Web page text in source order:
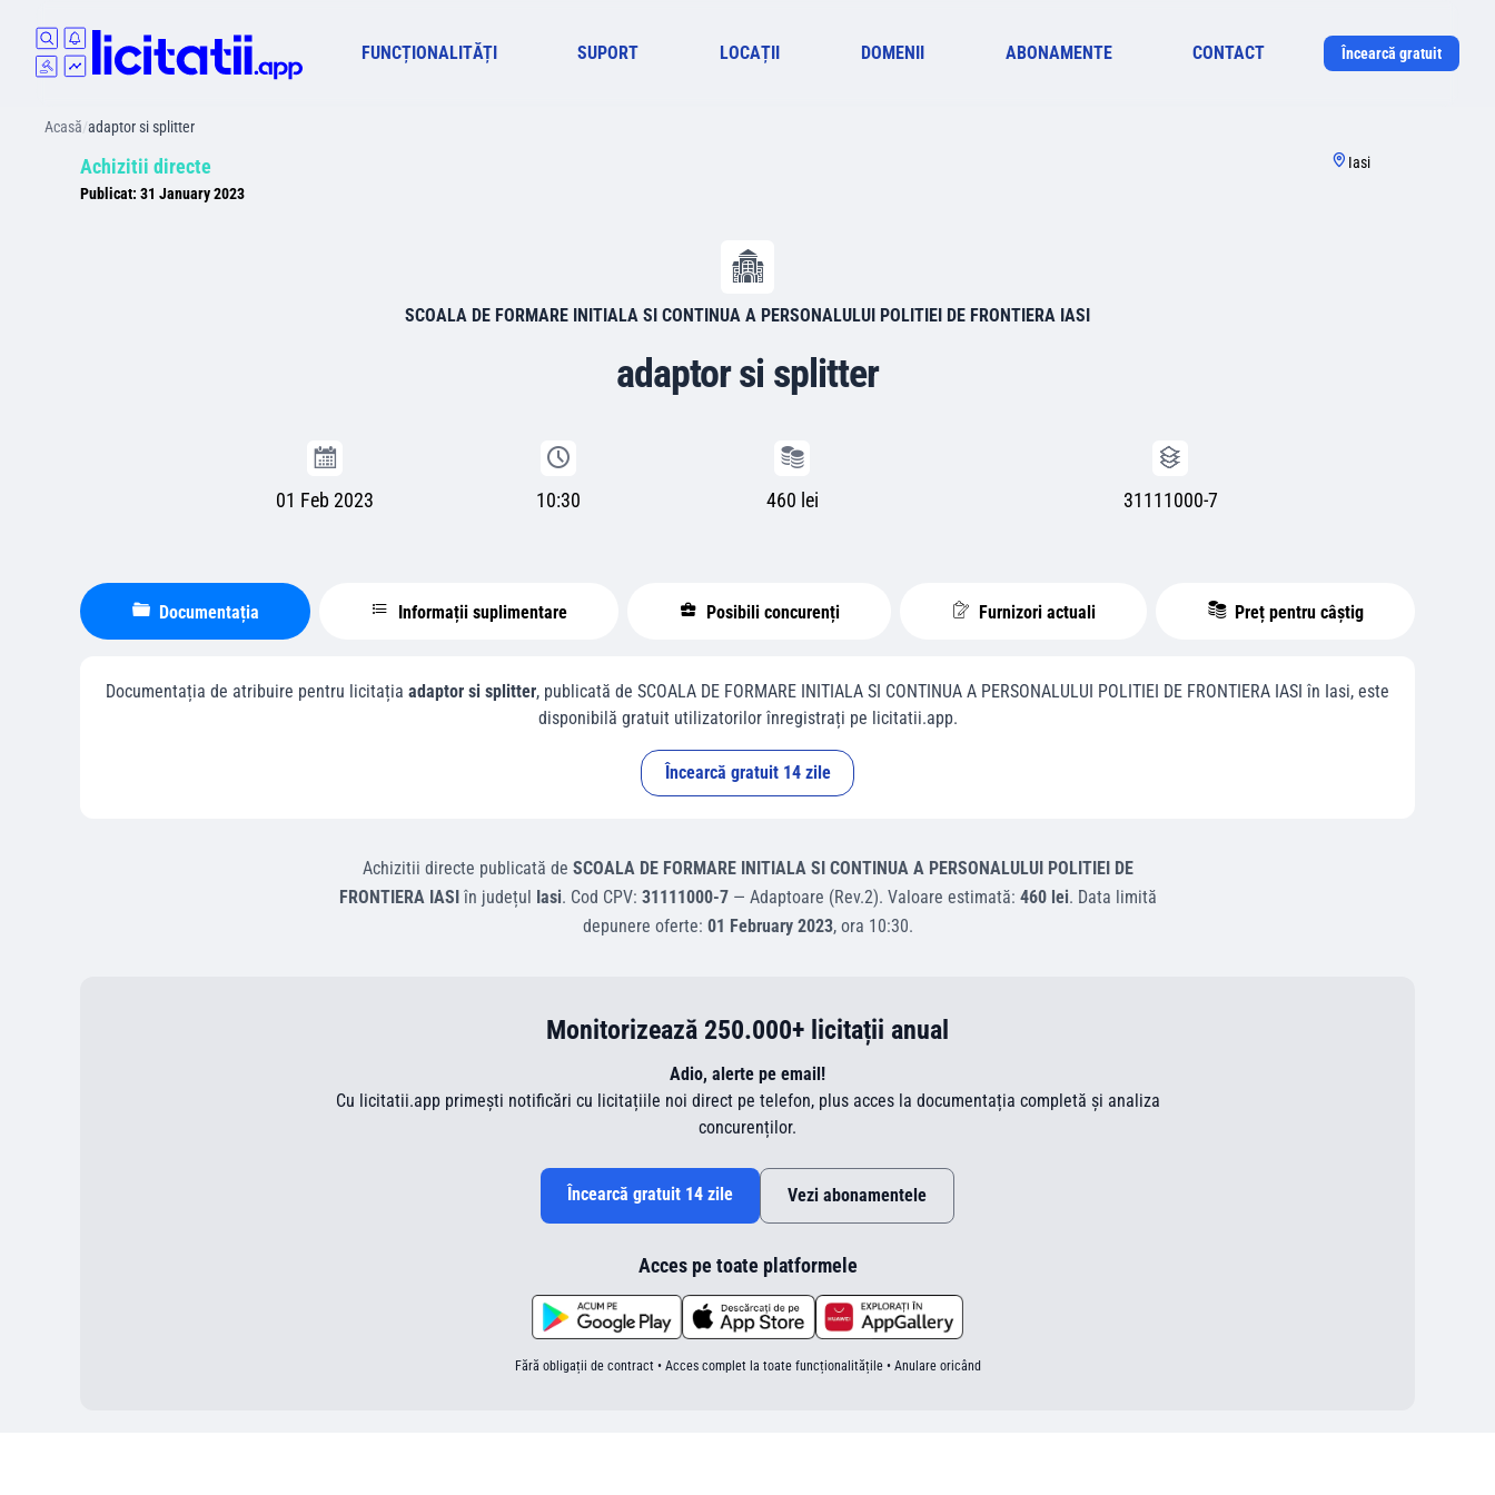
FUNCȚIONALITĂȚI SUPORT LOCAȚII DOMENII ABONAMENTE CONTACT Încearcă gratuit
Acasă/adaptor si splitter
Achizitii directe
Publicat: 31 January 2023
Iasi
SCOALA DE FORMARE INITIALA SI CONTINUA A PERSONALULUI POLITIEI DE FRONTIERA IASI
adaptor si splitter
01 Feb 2023 10:30 460 lei 31111000-7
Documentația Informații suplimentare Posibili concurenți Furnizori actuali Preț pentru câștig
Documentația de atribuire pentru licitația adaptor si splitter, publicată de SCOALA DE FORMARE INITIALA SI CONTINUA A PERSONALULUI POLITIEI DE FRONTIERA IASI în Iasi, este
disponibilă gratuit utilizatorilor înregistrați pe licitatii.app.
Încearcă gratuit 14 zile
Achizitii directe publicată de SCOALA DE FORMARE INITIALA SI CONTINUA A PERSONALULUI POLITIEI DE
FRONTIERA IASIîn județul Iasi. Cod CPV: 31111000-7— Adaptoare (Rev.2). Valoare estimată: 460 lei. Data limită
depunere oferte: 01 February 2023, ora 10:30.
Monitorizează 250.000+ licitații anual
Adio, alerte pe email!
Cu licitatii.app primești notificări cu licitațiile noi direct pe telefon, plus acces la documentația completă și analiza
concurenților.
Încearcă gratuit 14 zile Vezi abonamentele
Acces pe toate platformele
Fără obligații de contract • Acces complet la toate funcționalitățile • Anulare oricând